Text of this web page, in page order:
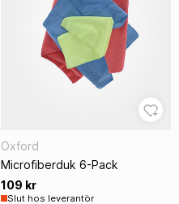
Oxford
Microfiberduk 6-Pack
109 kr
Slut hos leverantör